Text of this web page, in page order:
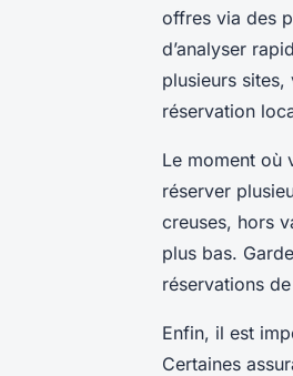
offres via des
d’analyser
plusieurs
réservation
Le moment où
réserver
creuses, hors
plus bas.
réservations
Enfin, il est
Certaines